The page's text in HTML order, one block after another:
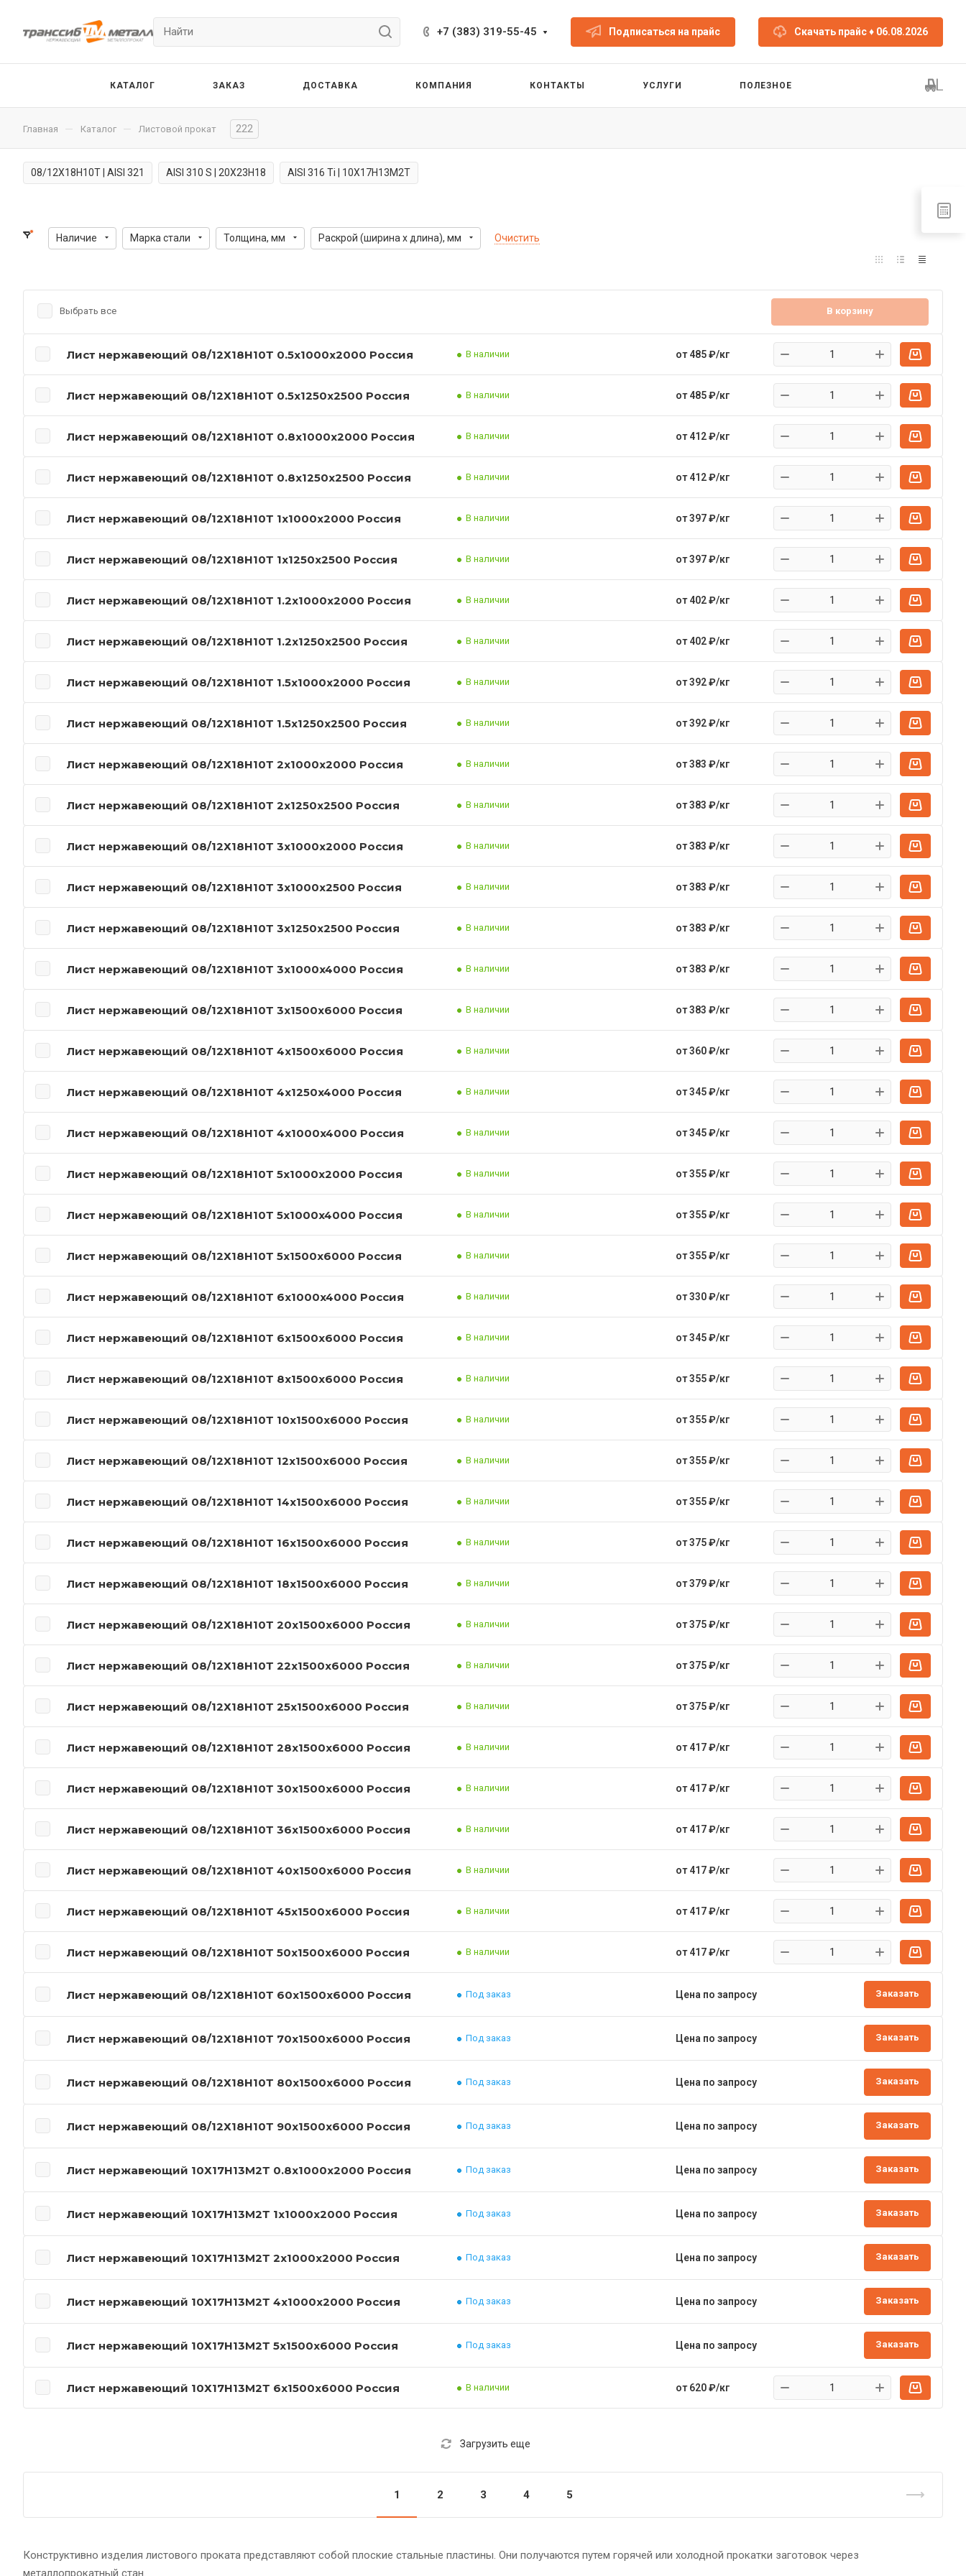
+7 (383) 319-55-45 Подписаться на прайс Скачать прайс♦ 06.08.2026
КАТАЛОГ ЗАКАЗ ДОСТАВКА КОМПАНИЯ КОНТАКТЫ УСЛУГИ ПОЛЕЗНОЕ
Главная — Каталог — Листовой прокат 222
08/12Х18Н10Т | AISI 321 AISI 310 S | 20Х23Н18 AISI 316 Ti | 10Х17Н13М2Т
Наличие Марка стали Толщина, мм Раскрой (ширина х длина), мм Очистить
Выбрать все В корзину
Лист нержавеющий 08/12Х18Н10Т 0.5x1000x2000 Россия В наличии от 485 ₽/кг
Лист нержавеющий 08/12Х18Н10Т 0.5x1250x2500 Россия В наличии от 485 ₽/кг
Лист нержавеющий 08/12Х18Н10Т 0.8x1000x2000 Россия В наличии от 412 ₽/кг
Лист нержавеющий 08/12Х18Н10Т 0.8x1250x2500 Россия В наличии от 412 ₽/кг
Лист нержавеющий 08/12Х18Н10Т 1x1000x2000 Россия В наличии от 397 ₽/кг
Лист нержавеющий 08/12Х18Н10Т 1x1250x2500 Россия В наличии от 397 ₽/кг
Лист нержавеющий 08/12Х18Н10Т 1.2x1000x2000 Россия В наличии от 402 ₽/кг
Лист нержавеющий 08/12Х18Н10Т 1.2x1250x2500 Россия В наличии от 402 ₽/кг
Лист нержавеющий 08/12Х18Н10Т 1.5x1000x2000 Россия В наличии от 392 ₽/кг
Лист нержавеющий 08/12Х18Н10Т 1.5x1250x2500 Россия В наличии от 392 ₽/кг
Лист нержавеющий 08/12Х18Н10Т 2x1000x2000 Россия В наличии от 383 ₽/кг
Лист нержавеющий 08/12Х18Н10Т 2x1250x2500 Россия В наличии от 383 ₽/кг
Лист нержавеющий 08/12Х18Н10Т 3x1000x2000 Россия В наличии от 383 ₽/кг
Лист нержавеющий 08/12Х18Н10Т 3x1000x2500 Россия В наличии от 383 ₽/кг
Лист нержавеющий 08/12Х18Н10Т 3x1250x2500 Россия В наличии от 383 ₽/кг
Лист нержавеющий 08/12Х18Н10Т 3x1000x4000 Россия В наличии от 383 ₽/кг
Лист нержавеющий 08/12Х18Н10Т 3x1500x6000 Россия В наличии от 383 ₽/кг
Лист нержавеющий 08/12Х18Н10Т 4x1500x6000 Россия В наличии от 360 ₽/кг
Лист нержавеющий 08/12Х18Н10Т 4x1250x4000 Россия В наличии от 345 ₽/кг
Лист нержавеющий 08/12Х18Н10Т 4x1000x4000 Россия В наличии от 345 ₽/кг
Лист нержавеющий 08/12Х18Н10Т 5x1000x2000 Россия В наличии от 355 ₽/кг
Лист нержавеющий 08/12Х18Н10Т 5x1000x4000 Россия В наличии от 355 ₽/кг
Лист нержавеющий 08/12Х18Н10Т 5x1500x6000 Россия В наличии от 355 ₽/кг
Лист нержавеющий 08/12Х18Н10Т 6x1000x4000 Россия В наличии от 330 ₽/кг
Лист нержавеющий 08/12Х18Н10Т 6x1500x6000 Россия В наличии от 345 ₽/кг
Лист нержавеющий 08/12Х18Н10Т 8x1500x6000 Россия В наличии от 355 ₽/кг
Лист нержавеющий 08/12Х18Н10Т 10x1500x6000 Россия В наличии от 355 ₽/кг
Лист нержавеющий 08/12Х18Н10Т 12x1500x6000 Россия В наличии от 355 ₽/кг
Лист нержавеющий 08/12Х18Н10Т 14x1500x6000 Россия В наличии от 355 ₽/кг
Лист нержавеющий 08/12Х18Н10Т 16x1500x6000 Россия В наличии от 375 ₽/кг
Лист нержавеющий 08/12Х18Н10Т 18x1500x6000 Россия В наличии от 379 ₽/кг
Лист нержавеющий 08/12Х18Н10Т 20x1500x6000 Россия В наличии от 375 ₽/кг
Лист нержавеющий 08/12Х18Н10Т 22x1500x6000 Россия В наличии от 375 ₽/кг
Лист нержавеющий 08/12Х18Н10Т 25x1500x6000 Россия В наличии от 375 ₽/кг
Лист нержавеющий 08/12Х18Н10Т 28x1500x6000 Россия В наличии от 417 ₽/кг
Лист нержавеющий 08/12Х18Н10Т 30x1500x6000 Россия В наличии от 417 ₽/кг
Лист нержавеющий 08/12Х18Н10Т 36x1500x6000 Россия В наличии от 417 ₽/кг
Лист нержавеющий 08/12Х18Н10Т 40x1500x6000 Россия В наличии от 417 ₽/кг
Лист нержавеющий 08/12Х18Н10Т 45x1500x6000 Россия В наличии от 417 ₽/кг
Лист нержавеющий 08/12Х18Н10Т 50x1500x6000 Россия В наличии от 417 ₽/кг
Лист нержавеющий 08/12Х18Н10Т 60x1500x6000 Россия Под заказ Цена по запросу Заказать
Лист нержавеющий 08/12Х18Н10Т 70x1500x6000 Россия Под заказ Цена по запросу Заказать
Лист нержавеющий 08/12Х18Н10Т 80x1500x6000 Россия Под заказ Цена по запросу Заказать
Лист нержавеющий 08/12Х18Н10Т 90x1500x6000 Россия Под заказ Цена по запросу Заказать
Лист нержавеющий 10Х17Н13М2Т 0.8x1000x2000 Россия Под заказ Цена по запросу Заказать
Лист нержавеющий 10Х17Н13М2Т 1x1000x2000 Россия Под заказ Цена по запросу Заказать
Лист нержавеющий 10Х17Н13М2Т 2x1000x2000 Россия Под заказ Цена по запросу Заказать
Лист нержавеющий 10Х17Н13М2Т 4x1000x2000 Россия Под заказ Цена по запросу Заказать
Лист нержавеющий 10Х17Н13М2Т 5x1500x6000 Россия Под заказ Цена по запросу Заказать
Лист нержавеющий 10Х17Н13М2Т 6x1500x6000 Россия В наличии от 620 ₽/кг
Загрузить еще
1 2 3 4 5
Конструктивно изделия листового проката представляют собой плоские стальные пластины. Они получаются путем горячей или холодной прокатки заготовок через
металлопрокатный стан.